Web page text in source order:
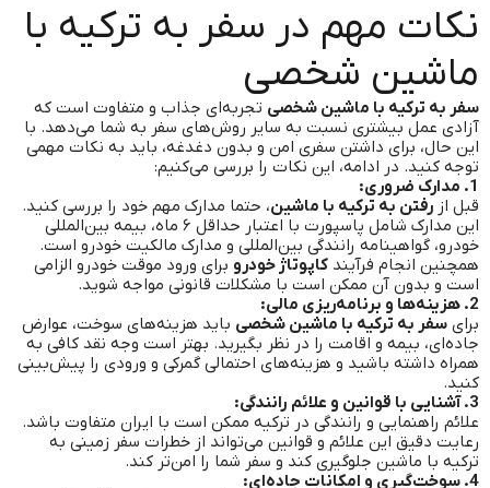
نکات مهم در سفر به ترکیه با
ماشین شخصی
سفر به ترکیه با ماشین شخصی تجربه‌ای جذاب و متفاوت است که
آزادی عمل بیشتری نسبت به سایر روش‌های سفر به شما می‌دهد. با
این حال، برای داشتن سفری امن و بدون دغدغه، باید به نکات مهمی
توجه کنید. در ادامه، این نکات را بررسی می‌کنیم:
1. مدارک ضروری:
قبل از رفتن به ترکیه با ماشین، حتما مدارک مهم خود را بررسی کنید.
این مدارک شامل پاسپورت با اعتبار حداقل ۶ ماه، بیمه بین‌المللی
خودرو، گواهینامه رانندگی بین‌المللی و مدارک مالکیت خودرو است.
همچنین انجام فرآیند کاپوتاژ خودرو برای ورود موقت خودرو الزامی
است و بدون آن ممکن است با مشکلات قانونی مواجه شوید.
2. هزینه‌ها و برنامه‌ریزی مالی:
برای سفر به ترکیه با ماشین شخصی باید هزینه‌های سوخت، عوارض
جاده‌ای، بیمه و اقامت را در نظر بگیرید. بهتر است وجه نقد کافی به
همراه داشته باشید و هزینه‌های احتمالی گمرکی و ورودی را پیش‌بینی
کنید.
3. آشنایی با قوانین و علائم رانندگی:
علائم راهنمایی و رانندگی در ترکیه ممکن است با ایران متفاوت باشد.
رعایت دقیق این علائم و قوانین می‌تواند از خطرات سفر زمینی به
ترکیه با ماشین جلوگیری کند و سفر شما را امن‌تر کند.
4. سوخت‌گیری و امکانات جاده‌ای: